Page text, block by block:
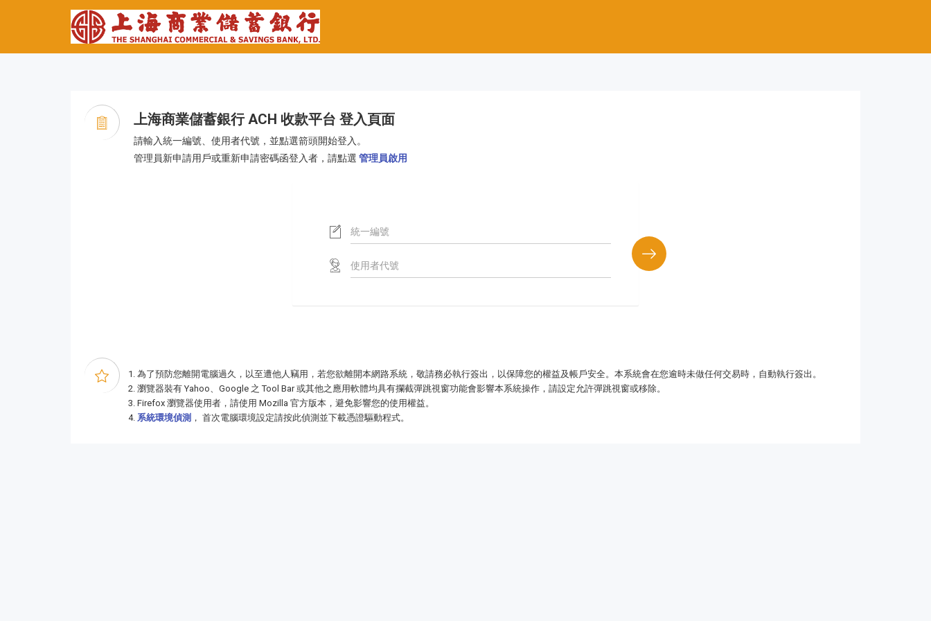
上海商業儲蓄銀行 ACH 收款平台 登入頁面
請輸入統一編號、使用者代號，並點選箭頭開始登入。
管理員新申請用戶或重新申請密碼函登入者，請點選 管理員啟用
為了預防您離開電腦過久，以至遭他人竊用，若您欲離開本網路系統，敬請務必執行簽出，以保障您的權益及帳戶安全。本系統會在您逾時未做任何交易時，自動執行簽出。
瀏覽器裝有 Yahoo、Google 之 Tool Bar 或其他之應用軟體均具有攔截彈跳視窗功能會影響本系統操作，請設定允許彈跳視窗或移除。
Firefox 瀏覽器使用者，請使用 Mozilla 官方版本，避免影響您的使用權益。
系統環境偵測 ， 首次電腦環境設定請按此偵測並下載憑證驅動程式。